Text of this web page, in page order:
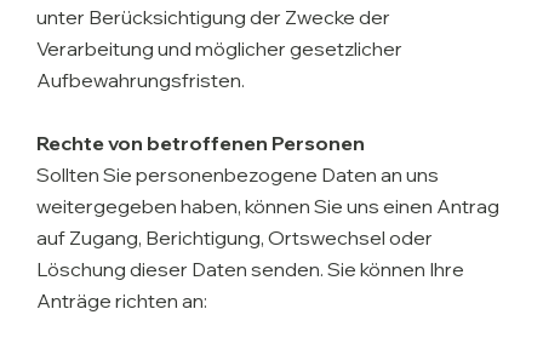
unter Berücksichtigung der Zwecke der
Verarbeitung und möglicher gesetzlicher
Aufbewahrungsfristen.
Rechte von betroffenen Personen
Sollten Sie personenbezogene Daten an uns
weitergegeben haben, können Sie uns einen Antrag
auf Zugang, Berichtigung, Ortswechsel oder
Löschung dieser Daten senden. Sie können Ihre
Anträge richten an: